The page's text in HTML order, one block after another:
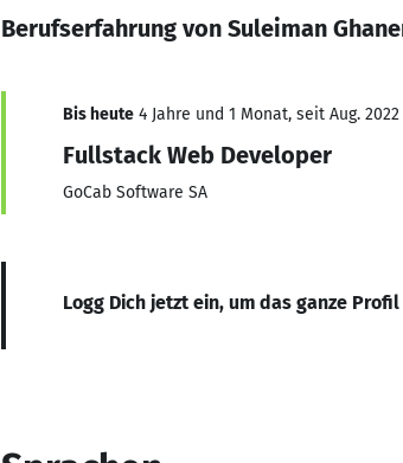
Berufserfahrung von Suleiman
Bis heute 4 Jahre und 1 Monat, seit Aug. 2022
Fullstack Web Developer
GoCab Software SA
Logg Dich jetzt ein, um das ganze Profil